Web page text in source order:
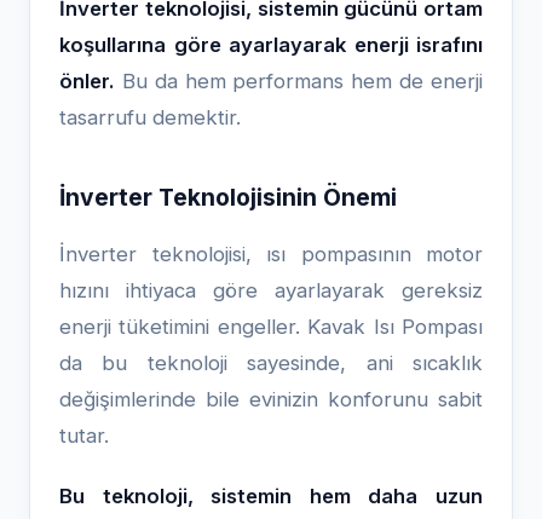
İnverter teknolojisi, sistemin gücünü ortam
koşullarına göre ayarlayarak enerji israfını
önler. Bu da hem performans hem de enerji
tasarrufu demektir.
İnverter Teknolojisinin Önemi
İnverter teknolojisi, ısı pompasının motor
hızını ihtiyaca göre ayarlayarak gereksiz
enerji tüketimini engeller. Kavak Isı Pompası
da bu teknoloji sayesinde, ani sıcaklık
değişimlerinde bile evinizin konforunu sabit
tutar.
Bu teknoloji, sistemin hem daha uzun